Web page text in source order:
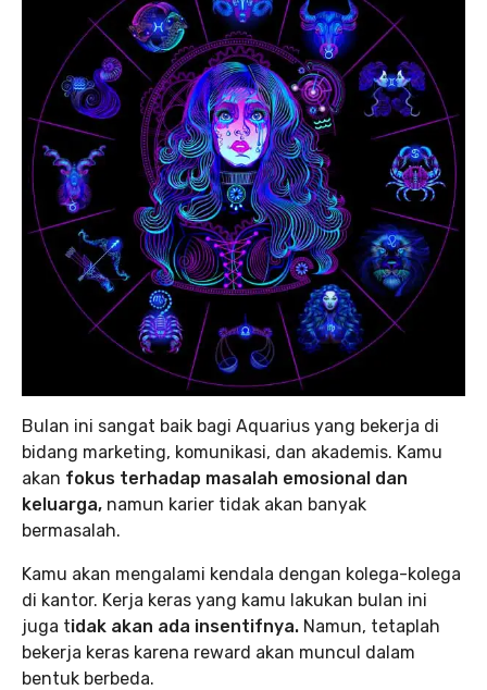
Bulan ini sangat baik bagi Aquarius yang bekerja di
bidang marketing, komunikasi, dan akademis. Kamu
akan fokus terhadap masalah emosional dan
keluarga, namun karier tidak akan banyak
bermasalah.
Kamu akan mengalami kendala dengan kolega-kolega
di kantor. Kerja keras yang kamu lakukan bulan ini
juga tidak akan ada insentifnya. Namun, tetaplah
bekerja keras karena reward akan muncul dalam
bentuk berbeda.